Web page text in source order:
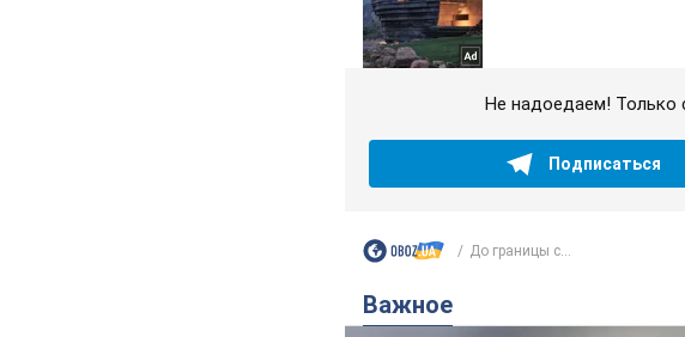
Не надоедаем! Только
Подписаться
До границы с...
Важное